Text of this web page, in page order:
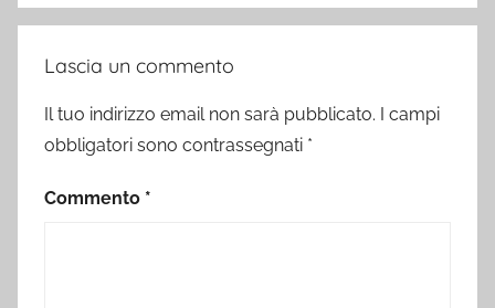
Lascia un commento
Il tuo indirizzo email non sarà pubblicato.
I campi
obbligatori sono contrassegnati *
Commento *